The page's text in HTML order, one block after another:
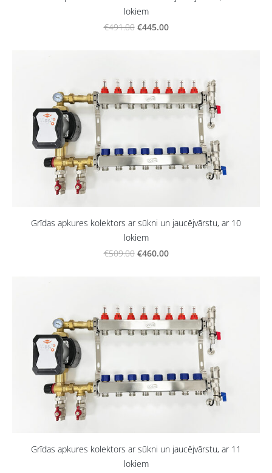
lokiem
€491.00 €445.00
Grīdas apkures kolektors ar sūkni un jaucējvārstu, ar 10
lokiem
€509.00 €460.00
Grīdas apkures kolektors ar sūkni un jaucējvārstu, ar 11
lokiem